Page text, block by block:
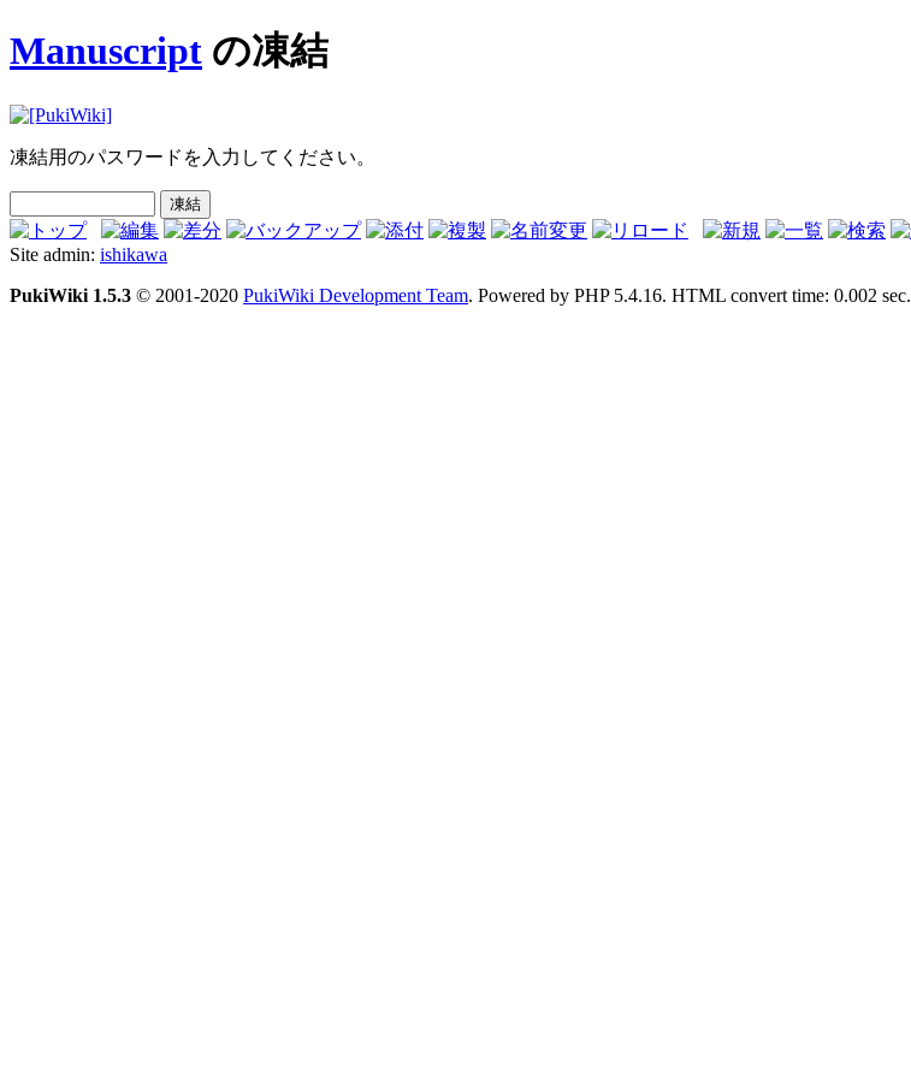
Manuscript の凍結
凍結用のパスワードを入力してください。
Site admin: ishikawa
PukiWiki 1.5.3 © 2001-2020 PukiWiki Development Team. Powered by PHP 5.4.16. HTML convert time: 0.002 sec.